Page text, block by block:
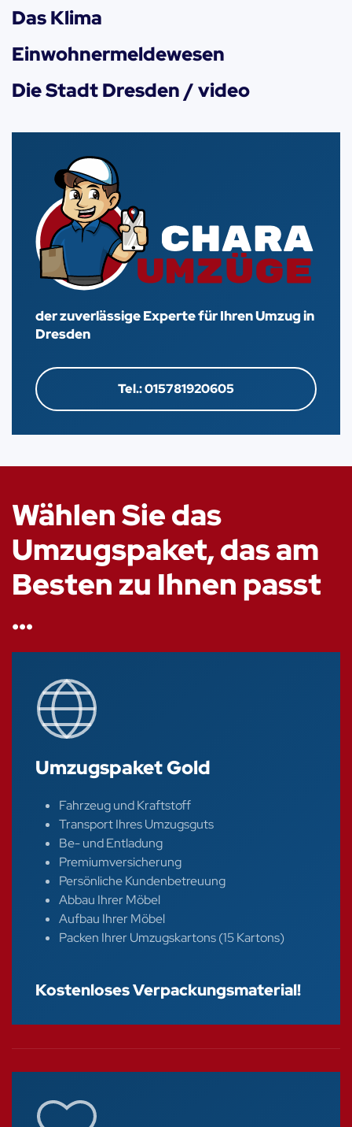
Das Klima
Einwohnermeldewesen
Die Stadt Dresden / video
der zuverlässige Experte für Ihren Umzug in
Dresden
Tel.: 015781920605
Wählen Sie das
Umzugspaket, das am
Besten zu Ihnen passt
…
Umzugspaket Gold
Fahrzeug und Kraftstoff
Transport Ihres Umzugsguts
Be- und Entladung
Premiumversicherung
Persönliche Kundenbetreuung
Abbau Ihrer Möbel
Aufbau Ihrer Möbel
Packen Ihrer Umzugskartons (15 Kartons)
Kostenloses Verpackungsmaterial!